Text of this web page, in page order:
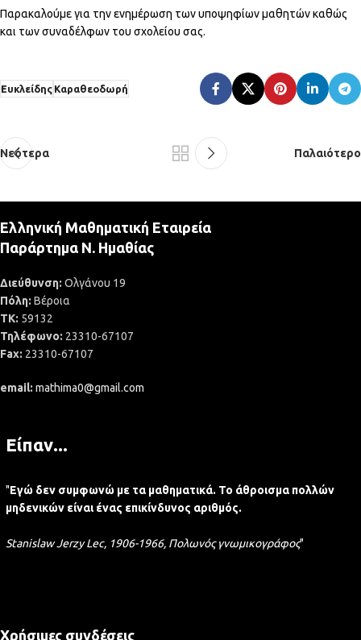
Παρακαλούμε για την ενημέρωση των υποψηφίων μαθητών καθώς
και των συναδέλφων του σχολείου σας.
ΕυκλείδηςΚαραθεοδωρή
Νεότερα Παλαιότερο
Ελληνική Μαθηματική Εταιρεία
Παράρτημα Ν. Ημαθίας
Διεύθυνση: Ολγάνου 19
Πόλη: Βέροια
ΤΚ: 59132
Τηλέφωνο: 23310-67107
Fax: 23310-67107
email: mathima0@gmail.com
Είπαν...
"Εγώ δεν συμφωνώ με τα μαθηματικά. Το άθροισμα πολλών
μηδενικών είναι ένας επικίνδυνος αριθμός.
Stanislaw Jerzy Lec, 1906-1966, Πολωνός γνωμικογράφος"
Χρήσιμες συνδέσεις